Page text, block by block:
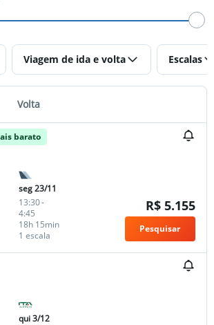
Viagem de ida e volta Escalas
Volta
barato
seg 23/11
13:30-
4:45
1 escala
18h 15min
R$ 5.155
Pesquisar
qui 3/12